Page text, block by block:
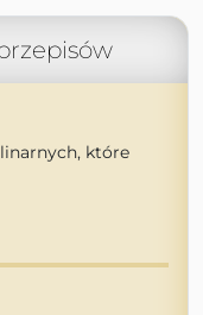
które